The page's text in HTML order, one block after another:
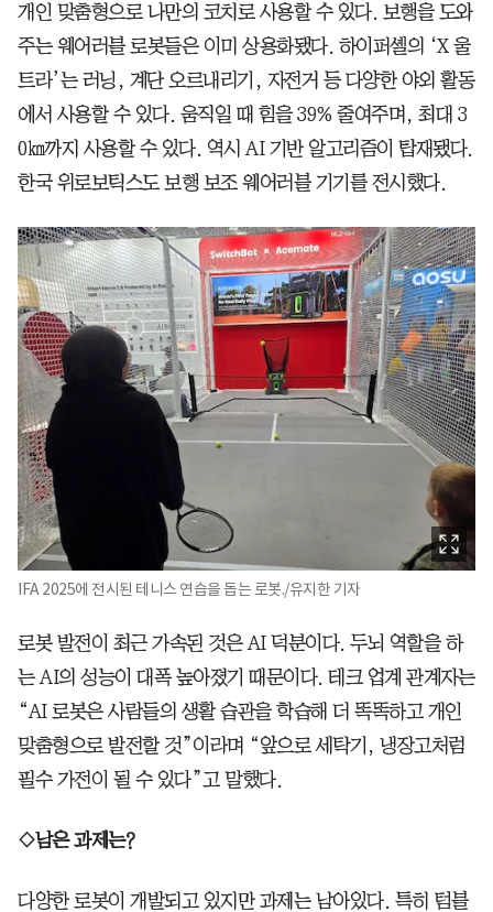
개인 맞춤형으로 나만의 코치로 사용할 수 있다. 보행을 도와
주는 웨어러블 로봇들은 이미 상용화됐다. 하이퍼셸의 ‘X 울
트라’는 러닝, 계단 오르내리기, 자전거 등 다양한 야외 활동
에서 사용할 수 있다. 움직일 때 힘을 39% 줄여주며, 최대 3
0㎞까지 사용할 수 있다. 역시 AI 기반 알고리즘이 탑재됐다.
한국 위로보틱스도 보행 보조 웨어러블 기기를 전시했다.
IFA 2025에 전시된 테니스 연습을 돕는 로봇./유지한 기자
로봇 발전이 최근 가속된 것은 AI 덕분이다. 두뇌 역할을 하
는 AI의 성능이 대폭 높아졌기 때문이다. 테크 업계 관계자는
“AI 로봇은 사람들의 생활 습관을 학습해 더 똑똑하고 개인
맞춤형으로 발전할 것”이라며 “앞으로 세탁기, 냉장고처럼
필수 가전이 될 수 있다”고 말했다.
◇남은 과제는?
다양한 로봇이 개발되고 있지만 과제는 남아있다. 특히 텀블